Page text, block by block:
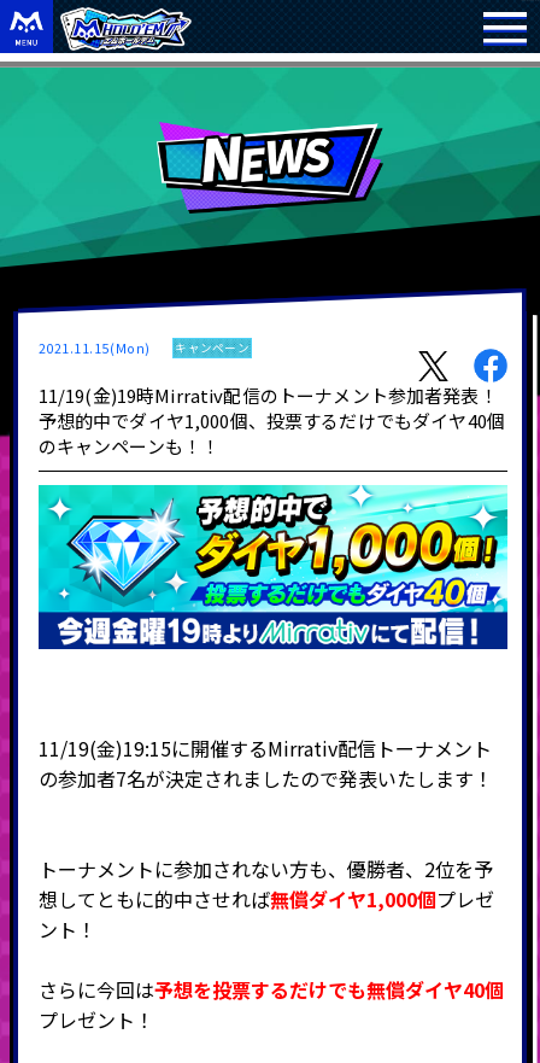
2021.11.15(Mon) キャンペーン
11/19(金)19時Mirrativ配信のトーナメント参加者発表！
予想的中でダイヤ1,000個、投票するだけでもダイヤ40個
のキャンペーンも！！
11/19(金)19:15に開催するMirrativ配信トーナメント
の参加者7名が決定されましたので発表いたします！
トーナメントに参加されない方も、優勝者、2位を予
想してともに的中させれば無償ダイヤ1,000個プレゼ
ント！
さらに今回は予想を投票するだけでも無償ダイヤ40個
プレゼント！